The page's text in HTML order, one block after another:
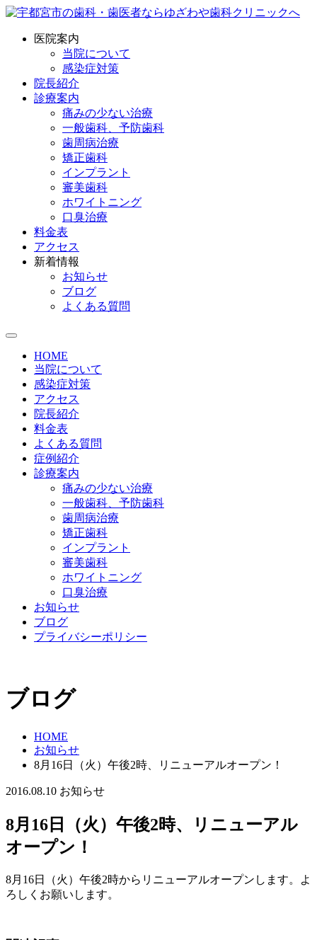
医院案内
当院について
感染症対策
院長紹介
診療案内
痛みの少ない治療
一般歯科、予防歯科
歯周病治療
矯正歯科
インプラント
審美歯科
ホワイトニング
口臭治療
料金表
アクセス
新着情報
お知らせ
ブログ
よくある質問
HOME
当院について
感染症対策
アクセス
院長紹介
料金表
よくある質問
症例紹介
診療案内
痛みの少ない治療
一般歯科、予防歯科
歯周病治療
矯正歯科
インプラント
審美歯科
ホワイトニング
口臭治療
お知らせ
ブログ
プライバシーポリシー
ブログ
HOME
お知らせ
8月16日（火）午後2時、リニューアルオープン！
2016.08.10 お知らせ
8月16日（火）午後2時、リニューアル
オープン！
8月16日（火）午後2時からリニューアルオープンします。よ
ろしくお願いします。